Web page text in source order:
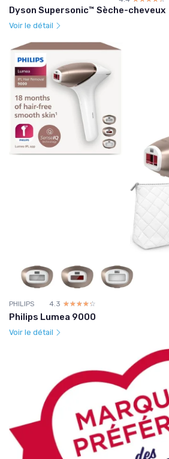
Dyson Supersonic™ Sèche-cheveux
Voir le détail
PHILIPS 4.3 ☆☆☆☆☆
★★★★★
Philips Lumea 9000
Voir le détail